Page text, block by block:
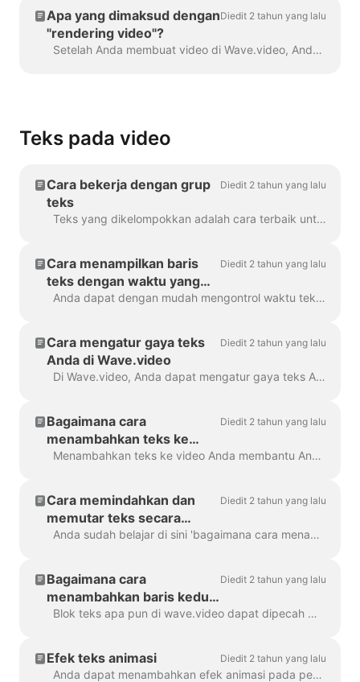
Apa yang dimaksud dengan
"rendering video"?
Diedit 2 tahun yang lalu
Setelah Anda membuat video di Wave.video, Anda harus merendernya agar dapat membagikannya di media sosial atau mengunduhnya langsung ke komputer Anda.
Teks pada video
Cara bekerja dengan grup
teks
Diedit 2 tahun yang lalu
Teks yang dikelompokkan adalah cara terbaik untuk melakukannya. Dalam 99% dari semua kasus, Anda dapat melakukan semua yang Anda butuhkan dengannya. Namun, terkadang Anda mungkin ingin membuat satu atau dua...
Cara menampilkan baris
teks dengan waktu yang
berbeda
Diedit 2 tahun yang lalu
Anda dapat dengan mudah mengontrol waktu teks akan ditampilkan di layar dengan fitur penundaan teks. Untuk menggunakannya, pastikan teks memiliki beberapa baris dalam satu si...
Cara mengatur gaya teks
Anda di Wave.video
Diedit 2 tahun yang lalu
Di Wave.video, Anda dapat mengatur gaya teks Anda pada video seperti yang Anda inginkan. Berikut adalah opsi pengeditan yang Anda miliki: Mengubah jenis huruf Mengubah tata letak teks...
Bagaimana cara
menambahkan teks ke
video saya?
Diedit 2 tahun yang lalu
Menambahkan teks ke video Anda membantu Anda menyampaikan pesan Anda, bahkan ketika penonton menonton video dengan suara dimatikan. Di Wave.video, Anda dapat melakukan hal tersebut...
Cara memindahkan dan
memutar teks secara
bebas di sekitar video
Diedit 2 tahun yang lalu
Anda sudah belajar di sini 'bagaimana cara menambahkan teks ke video saya'. Di sini, kita akan berbicara tentang memindahkan dua atau lebih blok teks di sekitar video di Wave.video ...
Bagaimana cara
menambahkan baris kedua
teks ke video Anda?
Diedit 2 tahun yang lalu
Blok teks apa pun di wave.video dapat dipecah menjadi beberapa baris dengan ukuran, warna, dan dekorasi yang berbeda. Untuk menambahkan baris, pilih teks Anda. Jika Anda ...
Efek teks animasi Diedit 2 tahun yang lalu
Anda dapat menambahkan efek animasi pada pesan teks di video Anda untuk membuatnya lebih menarik dan memikat. Setelah Anda menambahkan teks ke video Anda, ...